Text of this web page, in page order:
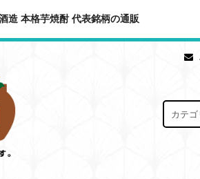
造 本格芋焼酎 代表銘柄の通販